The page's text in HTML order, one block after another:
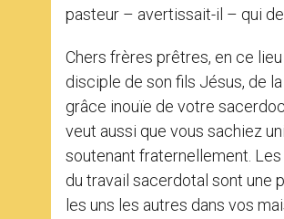
pasteur – avertissait-il – qui
Chers frères prêtres, en ce
disciple de son fils Jésus, de
grâce inouïe de votre
veut aussi que vous sachiez
soutenant fraternellement.
du travail sacerdotal sont une
les uns les autres dans vos